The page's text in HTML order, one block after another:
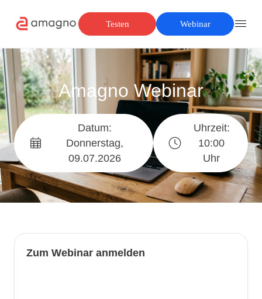
Testen Webinar
Amagno Webinar
Datum:
Donnerstag,
09.07.2026
Uhrzeit:
10:00
Uhr
Zum Webinar anmelden